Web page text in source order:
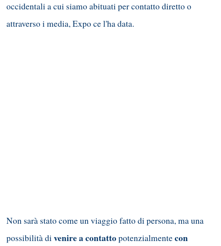
occidentali a cui siamo abituati per contatto diretto o
attraverso i media, Expo ce l'ha data.
Non sarà stato come un viaggio fatto di persona, ma una
possibilità divenire a contattopotenzialmentecon